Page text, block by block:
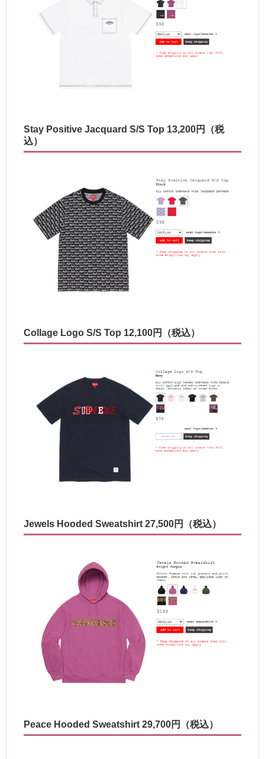
Stay Positive Jacquard S/S Top 13,200円（税
込）
Collage Logo S/S Top 12,100円（税込）
Jewels Hooded Sweatshirt 27,500円（税込）
Peace Hooded Sweatshirt 29,700円（税込）